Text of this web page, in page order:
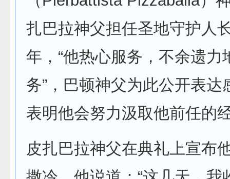
扎巴拉神父担任圣地守护人
年，“他热心服务，不余遗力
务”，巴顿神父为此公开表达
表明他会努力汲取他前任的
皮扎巴拉神父在典礼上宣布